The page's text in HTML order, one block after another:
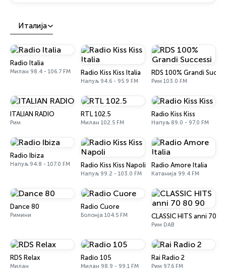
Италија
Radio Italia
Милан 98.4 - 106.7 FM Radio Kiss Kiss Italia
Напуљ 94.6 - 95.9 FM
RDS 100% Grandi
Рим 103.0 FM
ITALIAN RADIO
Рим
RTL 102.5
Милан 102.5 FM
Radio Kiss Kiss
Напуљ 89.0 - 97.0 FM
Radio Ibiza
Напуљ 94.8 - 107.0 FM Radio Kiss Kiss Napoli
Напуљ 99.2 - 103.0 FM
Radio Amore Italia
Катанија 99.4 FM
Dance 80
Римини
Radio Cuore
Болонја 104.5 FM CLASSIC HITS anni 70
Рим DAB
RDS Relax
Милан
Radio 105
Милан 98.9 - 99.1 FM
Rai Radio 2
Рим 97.6 FM